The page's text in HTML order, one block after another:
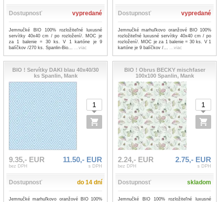
Dostupnosť vypredané
Jemnučké BIO 100% rozložiteľné luxusné
servítky 40x40 cm / po rozložení/. MOC je
za 1 balenie = 30 ks. V 1 kartóne je 9
balíčkov /270 ks. Spanlin-Bio... ...viac
Dostupnosť vypredané
Jemnučké marhuľkovo oranžové BIO 100%
rozložiteľné luxusné servítky 40x40 cm / po
rozložení/. MOC je za 1 balenie = 30 ks. V 1
kartóne je 9 balíčkov /... ...viac
BIO ! Servítky DAKI blau 40x40/30
ks Spanlin, Mank
9.35,- EUR
bez DPH
11.50,- EUR
s DPH
Dostupnosť do 14 dní
Jemnučké marhuľkovo oranžové BIO 100%
BIO ! Obrus BECKY mischfaser
100x100 Spanlin, Mank
2.24,- EUR
bez DPH
2.75,- EUR
s DPH
Dostupnosť skladom
Jemnučké BIO 100% rozložiteľné luxusné